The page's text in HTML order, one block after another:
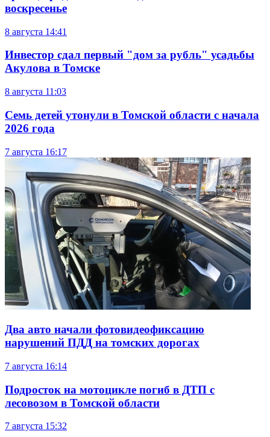
воскресенье
8 августа 14:41
Инвестор сдал первый "дом за рубль" усадьбы
Акулова в Томске
8 августа 11:03
Семь детей утонули в Томской области с начала
2026 года
7 августа 16:17
Два авто начали фотовидеофиксацию
нарушений ПДД на томских дорогах
7 августа 16:14
Подросток на мотоцикле погиб в ДТП с
лесовозом в Томской области
7 августа 15:32